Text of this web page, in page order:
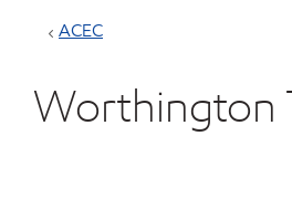
ACEC
Worthington